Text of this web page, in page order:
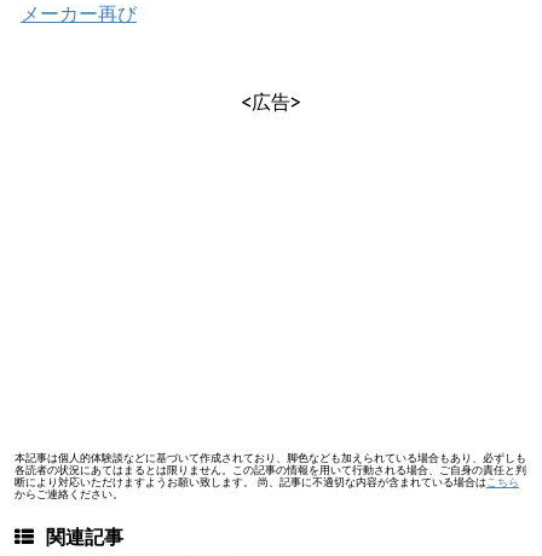
メーカー再び
<広告>
本記事は個人的体験談などに基づいて作成されており、脚色なども加えられている場合もあり、必ずしも
各読者の状況にあてはまるとは限りません。この記事の情報を用いて行動される場合、ご自身の責任と判
断により対応いただけますようお願い致します。 尚、記事に不適切な内容が含まれている場合は こちら
からご連絡ください。
関連記事